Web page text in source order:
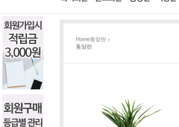
Home >
동양란
동양란